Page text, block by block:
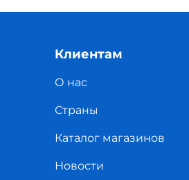
Клиентам
О нас
Страны
Каталог магазинов
Новости